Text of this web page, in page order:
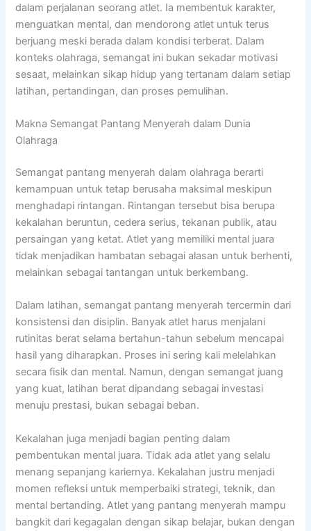
dalam perjalanan seorang atlet. Ia membentuk karakter,
menguatkan mental, dan mendorong atlet untuk terus
berjuang meski berada dalam kondisi terberat. Dalam
konteks olahraga, semangat ini bukan sekadar motivasi
sesaat, melainkan sikap hidup yang tertanam dalam setiap
latihan, pertandingan, dan proses pemulihan.
Makna Semangat Pantang Menyerah dalam Dunia
Olahraga
Semangat pantang menyerah dalam olahraga berarti
kemampuan untuk tetap berusaha maksimal meskipun
menghadapi rintangan. Rintangan tersebut bisa berupa
kekalahan beruntun, cedera serius, tekanan publik, atau
persaingan yang ketat. Atlet yang memiliki mental juara
tidak menjadikan hambatan sebagai alasan untuk berhenti,
melainkan sebagai tantangan untuk berkembang.
Dalam latihan, semangat pantang menyerah tercermin dari
konsistensi dan disiplin. Banyak atlet harus menjalani
rutinitas berat selama bertahun-tahun sebelum mencapai
hasil yang diharapkan. Proses ini sering kali melelahkan
secara fisik dan mental. Namun, dengan semangat juang
yang kuat, latihan berat dipandang sebagai investasi
menuju prestasi, bukan sebagai beban.
Kekalahan juga menjadi bagian penting dalam
pembentukan mental juara. Tidak ada atlet yang selalu
menang sepanjang kariernya. Kekalahan justru menjadi
momen refleksi untuk memperbaiki strategi, teknik, dan
mental bertanding. Atlet yang pantang menyerah mampu
bangkit dari kegagalan dengan sikap belajar, bukan dengan